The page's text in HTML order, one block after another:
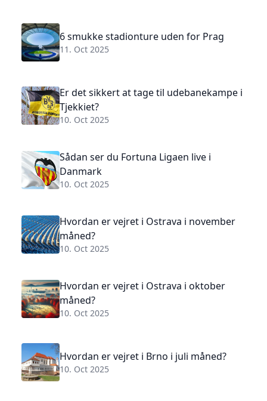
6 smukke stadionture uden for Prag
11. Oct 2025
Er det sikkert at tage til udebanekampe i
Tjekkiet?
10. Oct 2025
Sådan ser du Fortuna Ligaen live i
Danmark
10. Oct 2025
Hvordan er vejret i Ostrava i november
måned?
10. Oct 2025
Hvordan er vejret i Ostrava i oktober
måned?
10. Oct 2025
Hvordan er vejret i Brno i juli måned?
10. Oct 2025